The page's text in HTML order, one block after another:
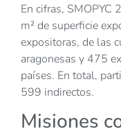
En cifras,
m² de superficie
expositoras, de las
aragonesas y 475
países. En total,
599 indirectos.
Misiones